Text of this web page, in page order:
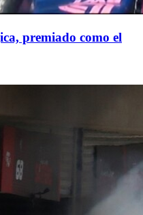
premiado como el